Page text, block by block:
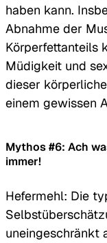
haben kann.
Abnahme der
Körperfettanteils
Müdigkeit und
dieser
einem gewissen
Mythos #6: Ach
immer!
Hefermehl: Die
uneingeschränkt